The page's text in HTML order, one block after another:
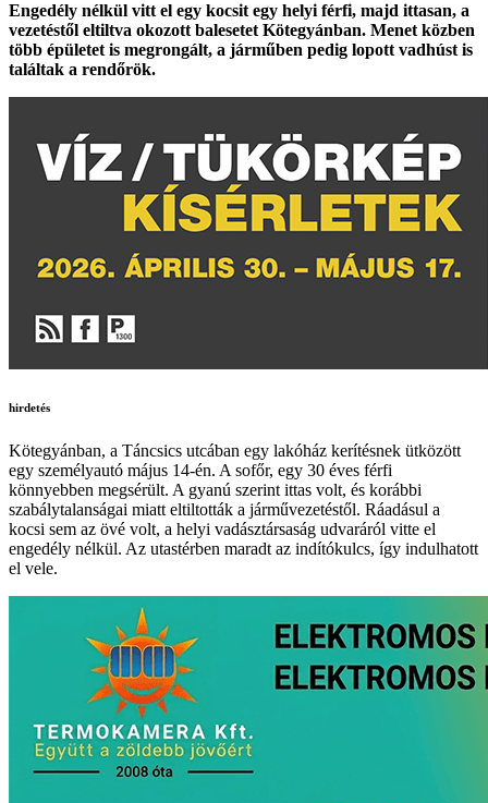
Engedély nélkül vitt el egy kocsit egy helyi férfi, majd ittasan, a
vezetéstől eltiltva okozott balesetet Kötegyánban. Menet közben
több épületet is megrongált, a járműben pedig lopott vadhúst is
találtak a rendőrök.
hirdetés
Kötegyánban, a Táncsics utcában egy lakóház kerítésnek ütközött
egy személyautó május 14-én. A sofőr, egy 30 éves férfi
könnyebben megsérült. A gyanú szerint ittas volt, és korábbi
szabálytalanságai miatt eltiltották a járművezetéstől. Ráadásul a
kocsi sem az övé volt, a helyi vadásztársaság udvaráról vitte el
engedély nélkül. Az utastérben maradt az indítókulcs, így indulhatott
el vele.